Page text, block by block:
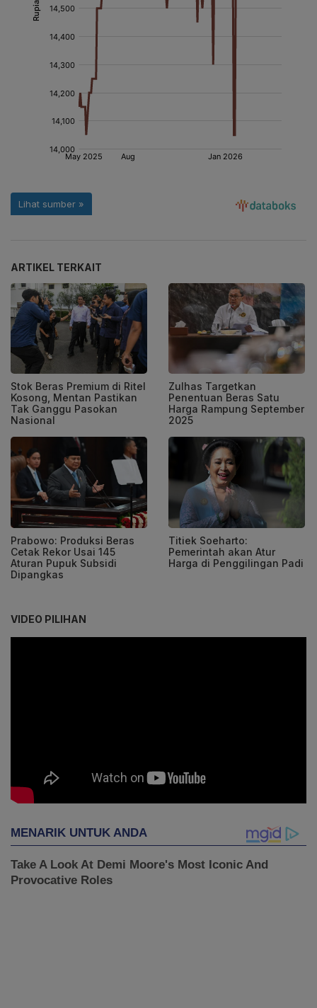
ARTIKEL TERKAIT
Stok Beras Premium di Ritel
Kosong, Mentan Pastikan
Tak Ganggu Pasokan
Nasional
Zulhas Targetkan
Penentuan Beras Satu
Harga Rampung September
2025
Prabowo: Produksi Beras
Cetak Rekor Usai 145
Aturan Pupuk Subsidi
Dipangkas
Titiek Soeharto:
Pemerintah akan Atur
Harga di Penggilingan Padi
VIDEO PILIHAN